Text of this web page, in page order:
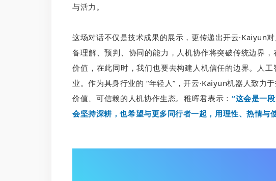
与活力。
这场对话不仅是技术成果的展示，更传递出开云·Kaiyun
备理解、预判、协同的能力，人机协作将突破传统边界
价值，在此同时，我们也要去构建人机信任的边界。人
业。作为具身行业的 “年轻人”，开云·Kaiyun机器人致力
价值、可信赖的人机协作生态。稚晖君表示： “这会是一
会坚持深耕，也希望与更多同行者一起，用理性、热情与